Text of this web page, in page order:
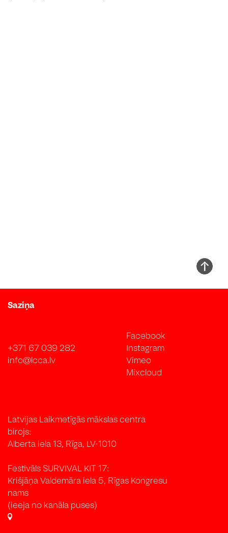
Saziņa
+371 67 039 282
info@lcca.lv
Facebook
Instagram
Vimeo
Mixcloud
Latvijas Laikmetīgās mākslas centra
birojs:
Alberta iela 13, Rīga, LV-1010
Festivāls SURVIVAL KIT 17:
Krišjāņa Valdemāra iela 5, Rīgas Kongresu
nams
(ieeja no kanāla puses)